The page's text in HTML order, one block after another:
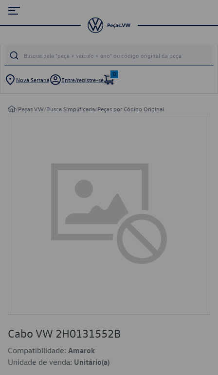
Nova Serrana Entre/registre-se
0
/Peças VW/Busca Simplificada/Peças por Código Original
Cabo VW 2H0131552B
Compatibilidade: Amarok
Unidade de venda: Unitário(a)